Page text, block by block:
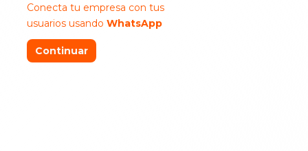
Conecta tu empresa con tus
usuarios usandoWhatsApp
Continuar